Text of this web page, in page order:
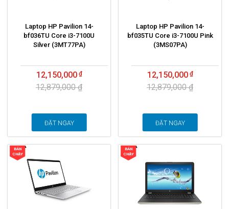
Laptop HP Pavilion 14-
bf036TU Core i3-7100U
Silver (3MT77PA)
12,150,000
12,879,000 ₫
ĐẶT NGAY
Laptop HP Pavilion 14-
bf035TU Core i3-7100U Pink
(3MS07PA)
12,150,000
12,879,000 ₫
ĐẶT NGAY
BÁN
CHẠY
BÁN
CHẠY